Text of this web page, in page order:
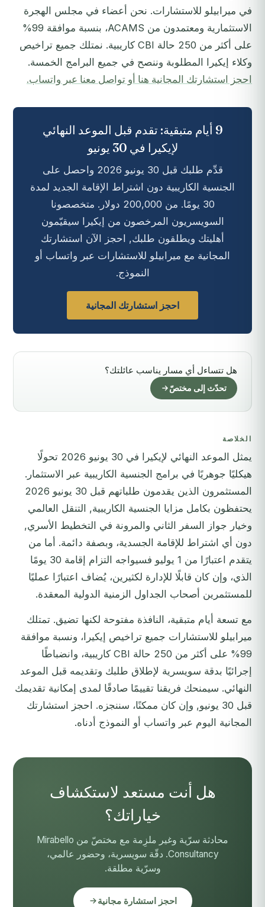
في ميرابيلو للاستشارات. نحن أعضاء في مجلس الهجرة
الاستثمارية ومعتمدون من ACAMS، بنسبة موافقة 99%
على أكثر من 250 حالة CBI كاريبية. نمتلك جميع تراخيص
وكلاء إيكيرا المطلوبة وننصح في جميع البرامج الخمسة.
احجز استشارتك المجانية هنا أو تواصل معنا عبر واتساب.
9 أيام متبقية: تقدم قبل الموعد النهائي
لإيكيرا في 30 يونيو
قدِّم طلبك قبل 30 يونيو 2026 واحصل على
الجنسية الكاريبية دون اشتراط الإقامة الجديد لمدة
30 يومًا. من 200,000 دولار. متخصصونا
السويسريون المرخصون من إيكيرا سيقيّمون
أهليتك ويطلقون طلبك, احجز الآن استشارتك
المجانية مع ميرابيلو للاستشارات عبر واتساب أو
النموذج.
احجز استشارتك المجانية
هل تتساءل أي مسار يناسب عائلتك؟
تحدّث إلى مختصّ
الخلاصة
يمثل الموعد النهائي لإيكيرا في 30 يونيو 2026 تحولًا
هيكليًا جوهريًا في برامج الجنسية الكاريبية عبر الاستثمار.
المستثمرون الذين يقدمون طلباتهم قبل 30 يونيو 2026
يحتفظون بكامل مزايا الجنسية الكاريبية, التنقل العالمي
وخيار جواز السفر الثاني والمرونة في التخطيط الأسري,
دون أي اشتراط للإقامة الجسدية، وبصفة دائمة. أما من
يتقدم اعتبارًا من 1 يوليو فسيواجه التزام إقامة 30 يومًا
الذي، وإن كان قابلًا للإدارة لكثيرين، يُضاف اعتبارًا عمليًا
للمستثمرين أصحاب الجداول الزمنية الدولية المعقدة.
مع تسعة أيام متبقية، النافذة مفتوحة لكنها تضيق. تمتلك
ميرابيلو للاستشارات جميع تراخيص إيكيرا، ونسبة موافقة
99% على أكثر من 250 حالة CBI كاريبية، وانضباطًا
إجرائيًا بدقة سويسرية لإطلاق طلبك وتقديمه قبل الموعد
النهائي. سيمنحك فريقنا تقييمًا صادقًا لمدى إمكانية تقديمك
قبل 30 يونيو, وإن كان ممكنًا، سننجزه.
احجز استشارتك
المجانية اليوم عبر واتساب أو النموذج أدناه.
هل أنت مستعد لاستكشاف
خياراتك؟
محادثة سرّية وغير ملزِمة مع مختصّ من Mirabello
Consultancy. دقّة سويسرية، وحضور عالمي،
وسرّية مطلقة.
احجز استشارة مجانية